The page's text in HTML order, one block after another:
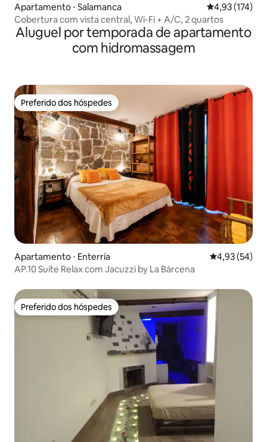
Apartamento ⋅ Salamanca 4,93 de uma
4,93 (174)
Cobertura com vista central, Wi-Fi + A/C, 2 quartos
Aluguel por temporada de apartamento
com hidromassagem
Preferido dos hóspedes
Preferido dos hóspedes
Apartamento ⋅ Enterría 4,93 de uma
4,93 (54)
AP.10 Suíte Relax com Jacuzzi by La Bárcena
Preferido dos hóspedes
Preferido dos hóspedes